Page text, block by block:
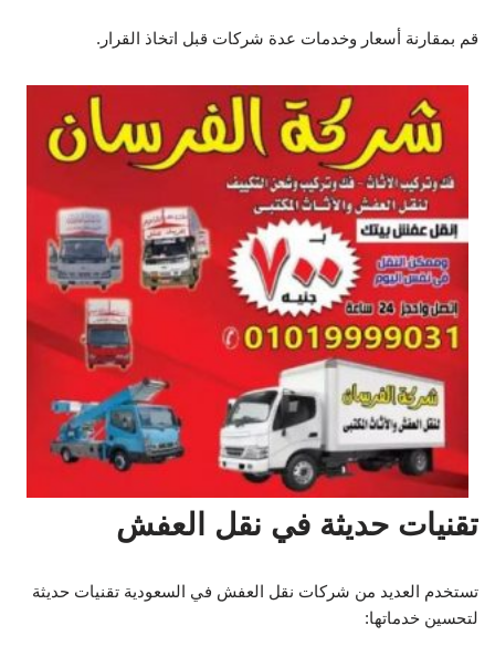
قم بمقارنة أسعار وخدمات عدة شركات قبل اتخاذ القرار.
تقنيات حديثة في نقل العفش
تستخدم العديد من شركات نقل العفش في السعودية تقنيات حديثة
لتحسين خدماتها: